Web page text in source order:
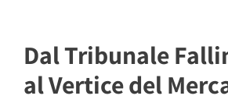
Dal Tribunale
al Vertice del